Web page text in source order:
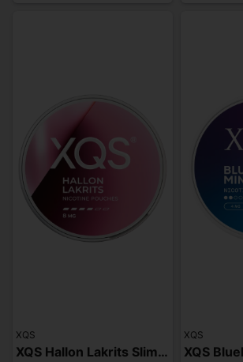
XQS
XQS Hallon Lakrits Slim Strong
XQS